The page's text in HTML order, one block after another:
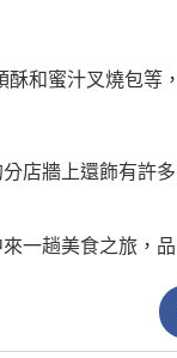
和蜜汁叉燒包等
店牆上還飾有許
一趟美食之旅，